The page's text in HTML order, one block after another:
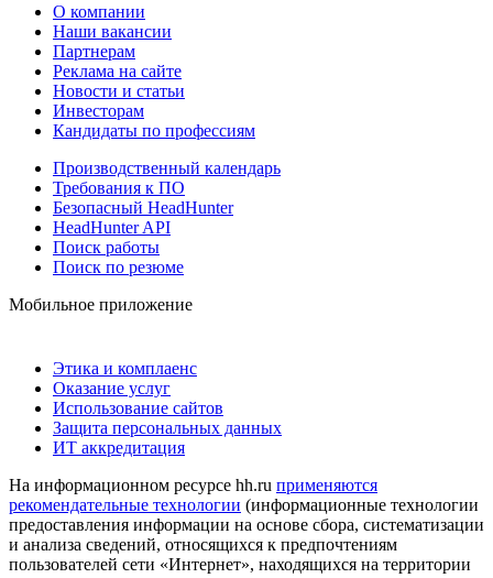
О компании
Наши вакансии
Партнерам
Реклама на сайте
Новости и статьи
Инвесторам
Кандидаты по профессиям
Производственный календарь
Требования к ПО
Безопасный HeadHunter
HeadHunter API
Поиск работы
Поиск по резюме
Мобильное приложение
Этика и комплаенс
Оказание услуг
Использование сайтов
Защита персональных данных
ИТ аккредитация
На информационном ресурсе hh.ru применяются
рекомендательные технологии (информационные технологии
предоставления информации на основе сбора, систематизации
и анализа сведений, относящихся к предпочтениям
пользователей сети «Интернет», находящихся на территории